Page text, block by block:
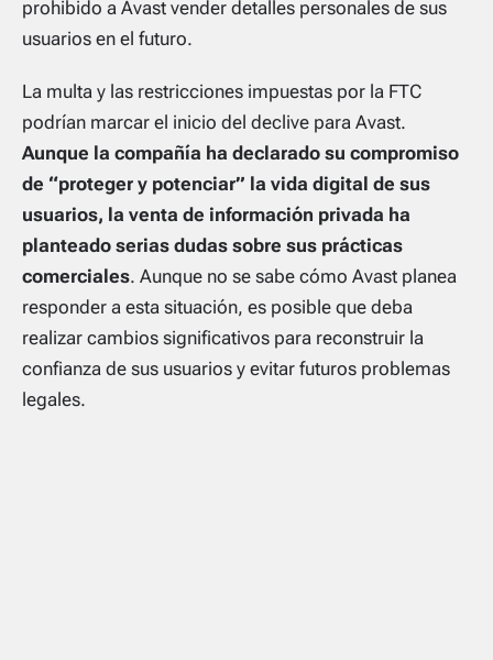
prohibido a Avast vender detalles personales de sus
usuarios en el futuro.
La multa y las restricciones impuestas por la FTC
podrían marcar el inicio del declive para Avast.
Aunque la compañía ha declarado su compromiso
de “proteger y potenciar” la vida digital de sus
usuarios, la venta de información privada ha
planteado serias dudas sobre sus prácticas
comerciales. Aunque no se sabe cómo Avast planea
responder a esta situación, es posible que deba
realizar cambios significativos para reconstruir la
confianza de sus usuarios y evitar futuros problemas
legales.